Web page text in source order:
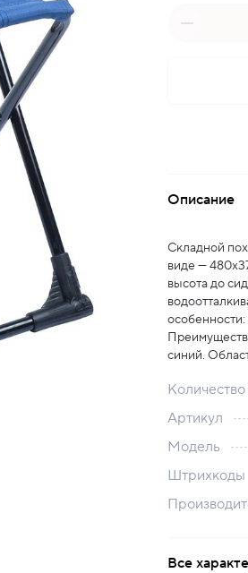
Описание
Складной
виде —
высота до
синий.
Артикул
Модель
Штрихкоды
Все